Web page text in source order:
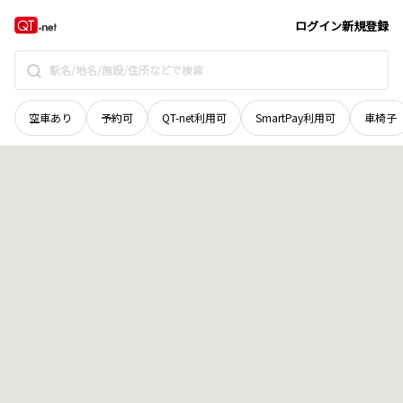
ログイン新規登録
空車あり 予約可 QT-net利用可 SmartPay利用可 車椅子
滋賀県